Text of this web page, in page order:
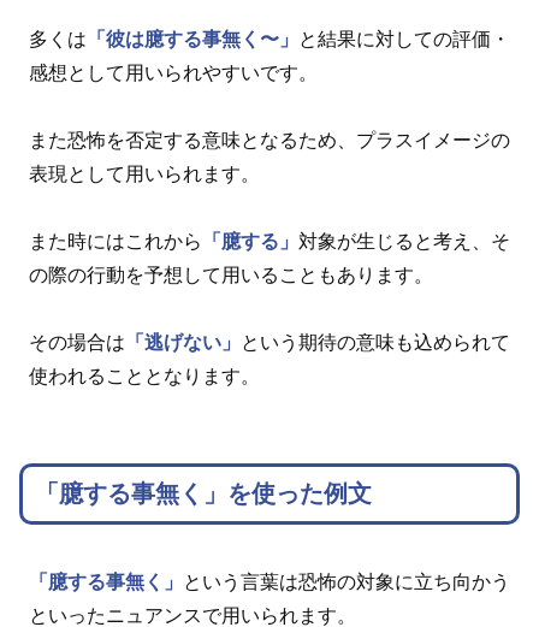
多くは 「彼は臆する事無く〜」
と結果に対しての評価・
感想として用いられやすいです。
また恐怖を否定する意味となるため、プラスイメージの
表現として用いられます。
また時にはこれから 「臆する」 対象が生じると考え、そ
の際の行動を予想して用いることもあります。
その場合は 「逃げない」
という期待の意味も込められて
使われることとなります。
「臆する事無く」を使った例文
「臆する事無く」
という言葉は恐怖の対象に立ち向かう
といったニュアンスで用いられます。